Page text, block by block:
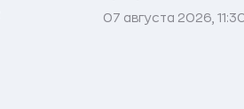
07 августа 2026,